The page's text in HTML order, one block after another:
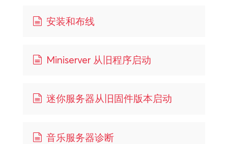
安装和布线
Miniserver 从旧程序启动
迷你服务器从旧固件版本启动
音乐服务器诊断